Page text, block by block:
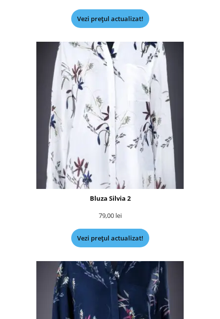
Vezi prețul actualizat!
Bluza Silvia 2
79,00 lei
Vezi prețul actualizat!